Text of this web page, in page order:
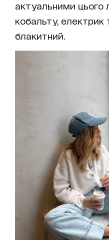
актуальними цього
кобальту, електрик
блакитний.